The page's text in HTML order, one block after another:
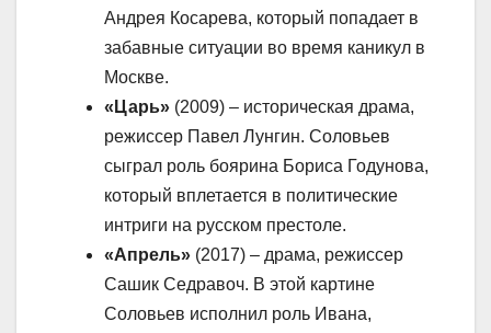
Андрея Косарева, который попадает в
забавные ситуации во время каникул в
Москве.
«Царь» (2009) – историческая драма,
режиссер Павел Лунгин. Соловьев
сыграл роль боярина Бориса Годунова,
который вплетается в политические
интриги на русском престоле.
«Апрель» (2017) – драма, режиссер
Сашик Седравоч. В этой картине
Соловьев исполнил роль Ивана,